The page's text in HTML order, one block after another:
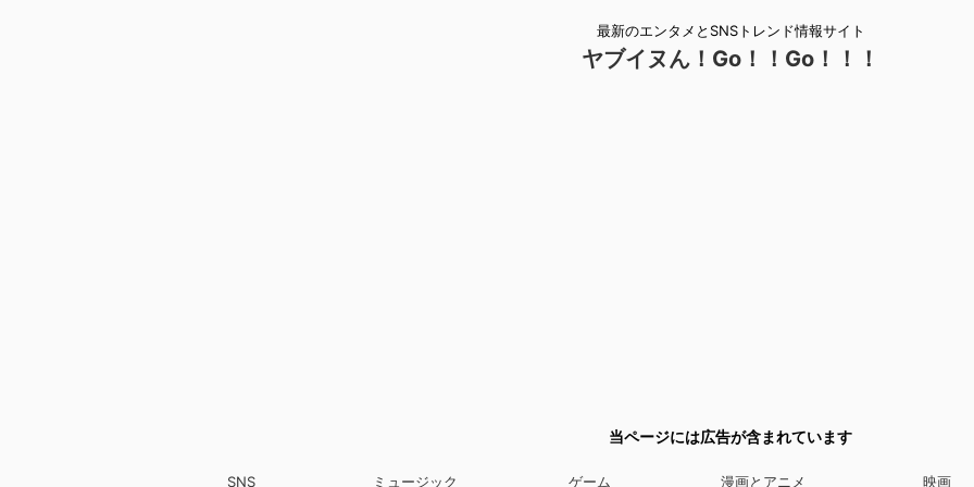
最新のエンタメとSNSトレンド情報サイト
ヤブイヌん！Go！！Go！！！
当ページには広告が含まれています
SNS ミュージック ゲーム 漫画とアニメ 映画